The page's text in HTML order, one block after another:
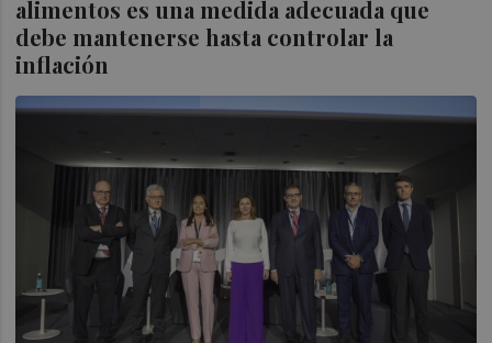
alimentos es una medida adecuada que
debe mantenerse hasta controlar la
inflación